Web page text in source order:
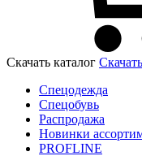
Скачать каталог
Спецодежда
Спецобувь
Распродажа
Новинки
PROFLINE